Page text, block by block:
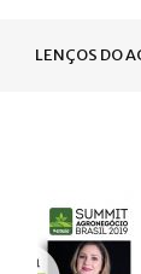
LENÇOS DO